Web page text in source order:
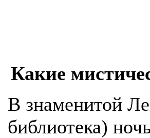
Какие
В знаменитой
библиотека)